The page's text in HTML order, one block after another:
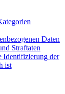
Daten
Straftaten
Identifizierung der
ist